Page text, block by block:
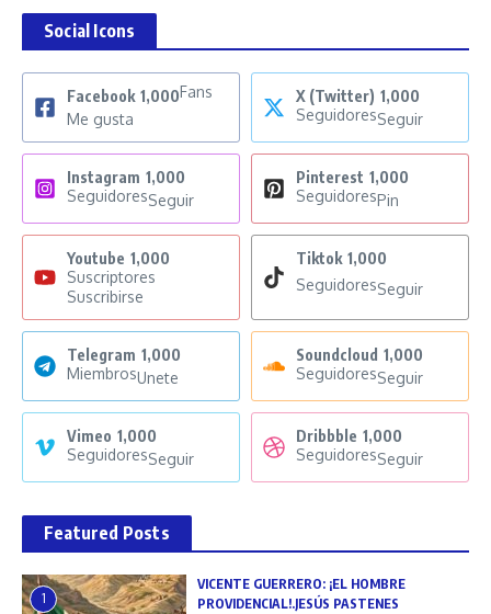
Social Icons
Facebook 1,000Fans
Me gusta
X (Twitter) 1,000
SeguidoresSeguir
Instagram 1,000
SeguidoresSeguir
Pinterest 1,000
SeguidoresPin
Youtube 1,000
Suscriptores
Suscribirse
Tiktok 1,000
SeguidoresSeguir
Telegram 1,000
MiembrosUnete
Soundcloud 1,000
SeguidoresSeguir
Vimeo 1,000
SeguidoresSeguir
Dribbble 1,000
SeguidoresSeguir
Featured Posts
1
VICENTE GUERRERO: ¡EL HOMBRE
PROVIDENCIAL!.JESÚS PASTENES